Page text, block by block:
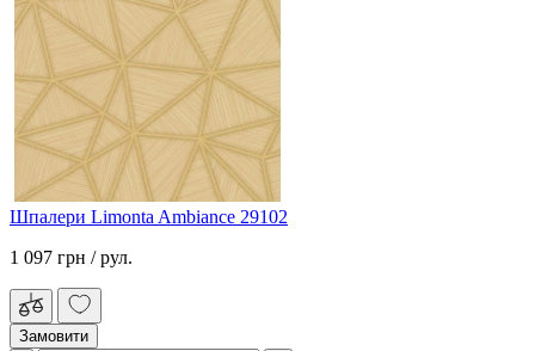
Шпалери Limonta Ambiance 29102
1 097 грн / рул.
Замовити